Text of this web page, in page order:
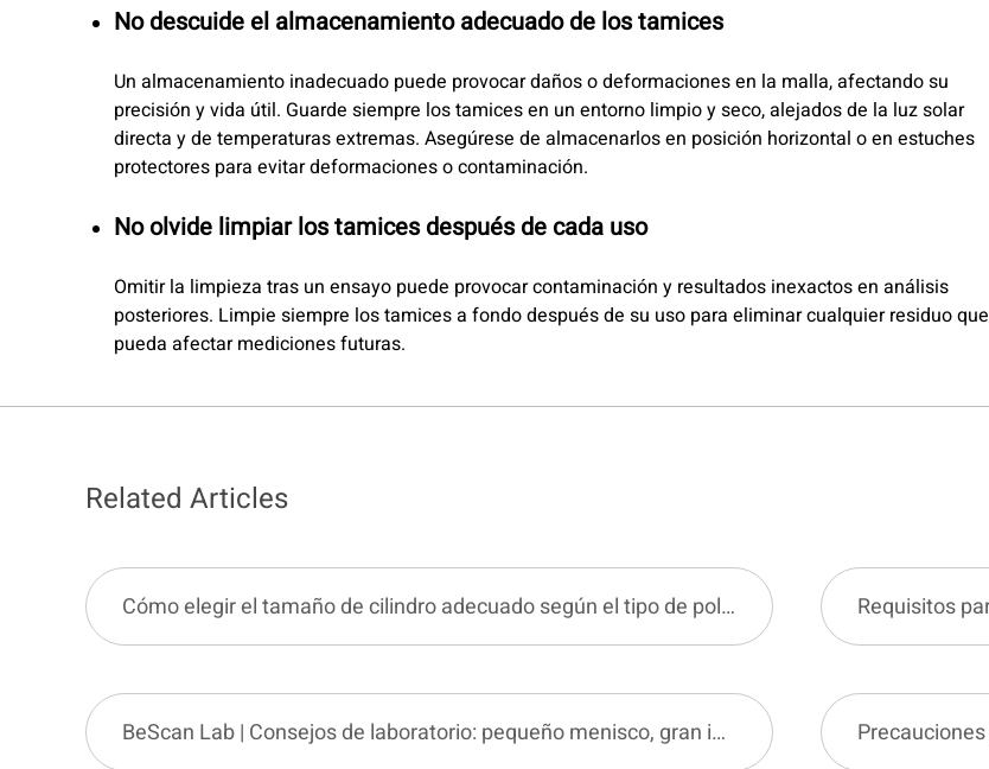
No descuide el almacenamiento adecuado de los tamices
Un almacenamiento inadecuado puede provocar daños o deformaciones en la malla, afectando su
precisión y vida útil. Guarde siempre los tamices en un entorno limpio y seco, alejados de la luz solar
directa y de temperaturas extremas. Asegúrese de almacenarlos en posición horizontal o en estuches
protectores para evitar deformaciones o contaminación.
No olvide limpiar los tamices después de cada uso
Omitir la limpieza tras un ensayo puede provocar contaminación y resultados inexactos en análisis
posteriores. Limpie siempre los tamices a fondo después de su uso para eliminar cualquier residuo que
pueda afectar mediciones futuras.
Related Articles
Cómo elegir el tamaño de cilindro adecuado según el tipo de polvo para una medición precisa de la densidad
BeScan Lab | Consejos de laboratorio: pequeño menisco, gran impacto